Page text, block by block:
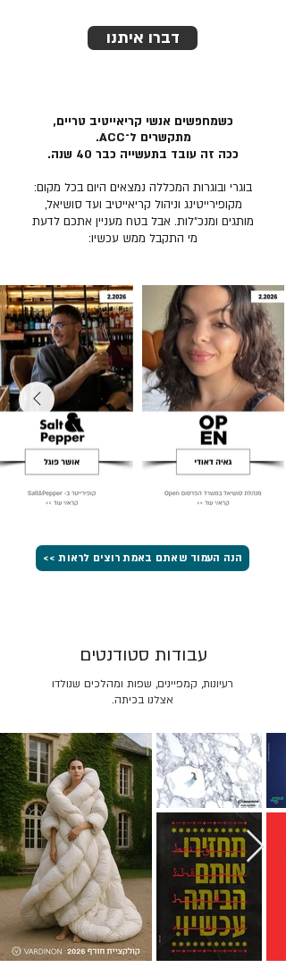
דברו איתנו
כשמחפשים אנשי קריאייטיב טריים,
מתקשרים ל־ACC.
ככה זה עובד בתעשייה כבר 40 שנה.
בוגרי ובוגרות המכללה נמצאים היום בכל מקום:
מקופירייטינג וניהול קריאייטיב ועד סושיאל,
מותגים ומנכ״לות. אבל בטח מעניין אתכם לדעת
מי התקבל ממש עכשיו:
הנה העמוד שאתם באמת רוצים לראות >>
רעיונות, קמפיינים, שפות ומהלכים שנולדו
אצלנו בכיתה.
עבודות סטודנטים